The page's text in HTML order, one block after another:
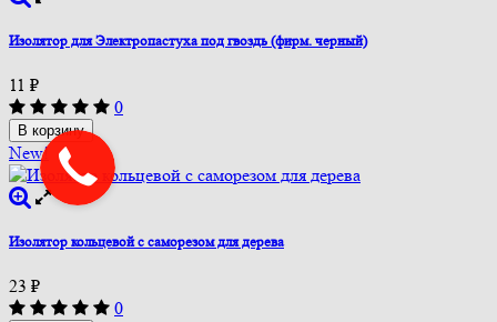
Изолятор для Электропастуха под гвоздь (фирм. черный)
11 ₽
0
В корзину
New!
Изолятор кольцевой с саморезом для дерева
23 ₽
0